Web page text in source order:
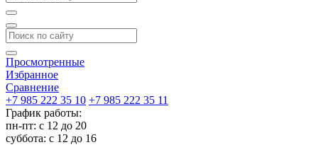
Просмотренные
Избранное
Сравнение
+7 985 222 35 10 +7 985 222 35 11
График работы:
пн-пт: с 12 до 20
суббота: c 12 до 16